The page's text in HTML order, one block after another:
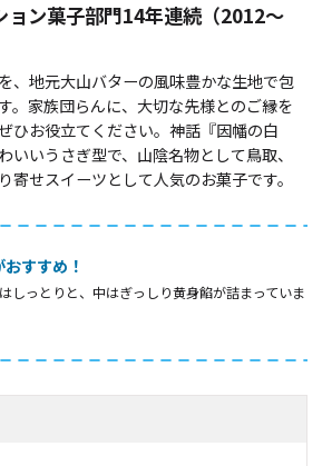
ョン菓子部門14年連続（2012～
、地元大山バターの風味豊かな生地で包
。家族団らんに、大切な先様とのご縁を
ひお役立てください。神話『因幡の白
いいうさぎ型で、山陰名物として鳥取、
寄せスイーツとして人気のお菓子です。
おすすめ！
しっとりと、中はぎっしり黄身餡が詰まっていま